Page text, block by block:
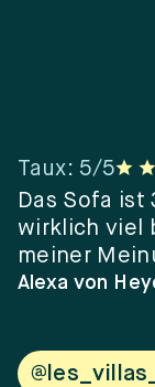
Das Sofa ist
wirklich viel
meiner
Alexa von
Taux: 5/5